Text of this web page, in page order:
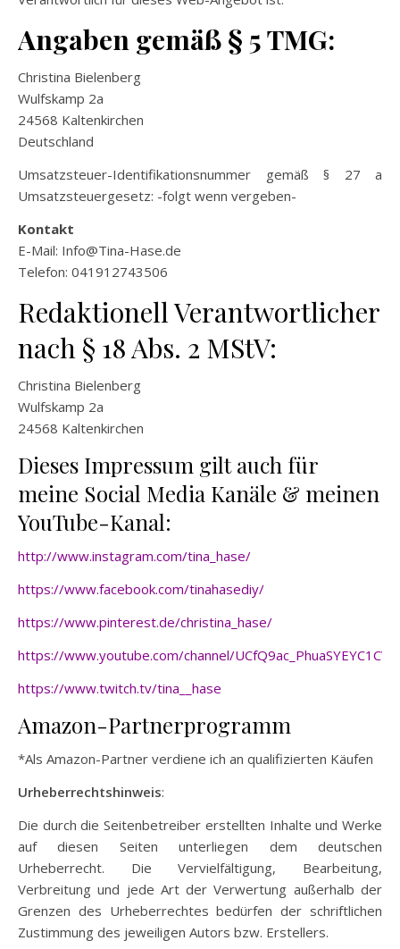
Angaben gemäß § 5 TMG:
Christina Bielenberg
Wulfskamp 2a
24568 Kaltenkirchen
Deutschland
Umsatzsteuer-Identifikationsnummer gemäß § 27 a
Umsatzsteuergesetz: -folgt wenn vergeben-
Kontakt
E-Mail: Info@Tina-Hase.de
Telefon: 041912743506
Redaktionell Verantwortlicher
nach § 18 Abs. 2 MStV:
Christina Bielenberg
Wulfskamp 2a
24568 Kaltenkirchen
Dieses Impressum gilt auch für
meine Social Media Kanäle & meinen
YouTube-Kanal:
http://www.instagram.com/tina_hase/
https://www.facebook.com/tinahasediy/
https://www.pinterest.de/christina_hase/
https://www.youtube.com/channel/
https://www.twitch.tv/tina__hase
Amazon-Partnerprogramm
*Als Amazon-Partner verdiene ich an qualifizierten Käufen
Urheberrechtshinweis:
Die durch die Seitenbetreiber erstellten Inhalte und Werke
auf diesen Seiten unterliegen dem deutschen
Urheberrecht. Die Vervielfältigung, Bearbeitung,
Verbreitung und jede Art der Verwertung außerhalb der
Grenzen des Urheberrechtes bedürfen der schriftlichen
Zustimmung des jeweiligen Autors bzw. Erstellers.